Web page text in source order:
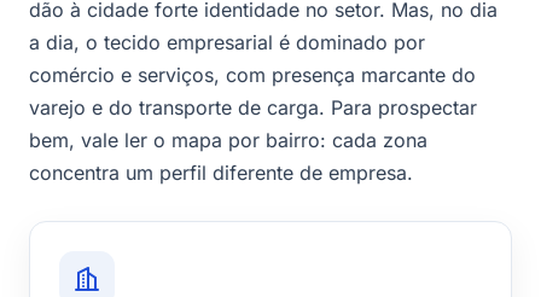
dão à cidade forte identidade no setor. Mas, no dia
a dia, o tecido empresarial é dominado por
comércio e serviços, com presença marcante do
varejo e do transporte de carga. Para prospectar
bem, vale ler o mapa por bairro: cada zona
concentra um perfil diferente de empresa.